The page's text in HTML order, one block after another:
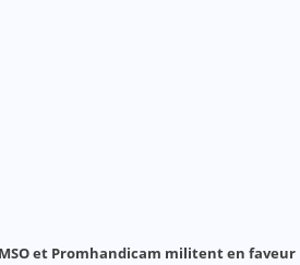
et Promhandicam militent en faveur